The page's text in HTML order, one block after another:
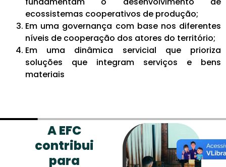
ecossistemas cooperativos de produção;
Em uma governança com base nos diferentes
níveis de cooperação dos atores do território;
Em uma dinâmica servicial que prioriza
soluções que integram serviços e bens
materiais